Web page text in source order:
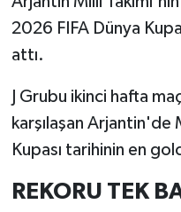
2026 FIFA Dünya
attı.
J Grubu ikinci hafta
karşılaşan Arjantin'de
Kupası tarihinin en
REKORU TEK
Köşe Yazıları
Kültür Sanat